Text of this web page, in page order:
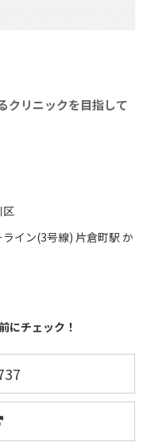
クリニックを目指して
区
イン(3号線) 片倉町駅 か
にチェック！